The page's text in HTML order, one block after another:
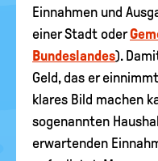
Einnahmen und
einer Stadt oder
Bundeslandes).
Geld, das er
klares Bild machen
sogenannten
erwartenden